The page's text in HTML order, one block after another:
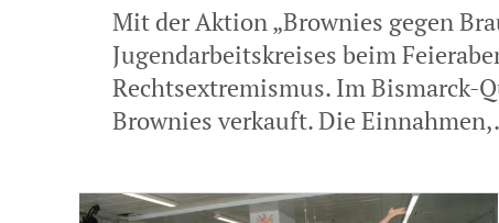
Mit der Aktion „Brownies gegen
Jugendarbeitskreises beim
Rechtsextremismus. Im Bismarck-
Brownies verkauft. Die